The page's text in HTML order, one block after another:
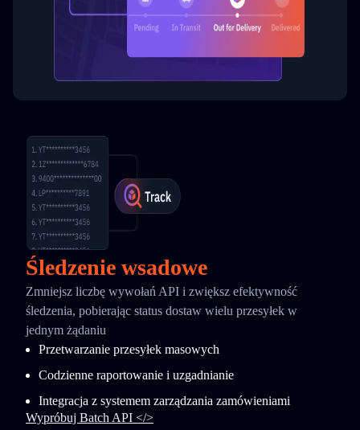
Śledzenie wsadowe
Zmniejsz liczbę wywołań API i zwiększ efektywność
śledzenia, pobierając status dostaw wielu przesyłek w
jednym żądaniu
Przetwarzanie przesyłek masowych
Codzienne raportowanie i uzgadnianie
Integracja z systemem zarządzania zamówieniami
Wypróbuj Batch API </>